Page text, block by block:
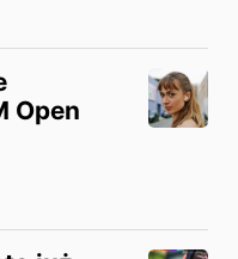
Open